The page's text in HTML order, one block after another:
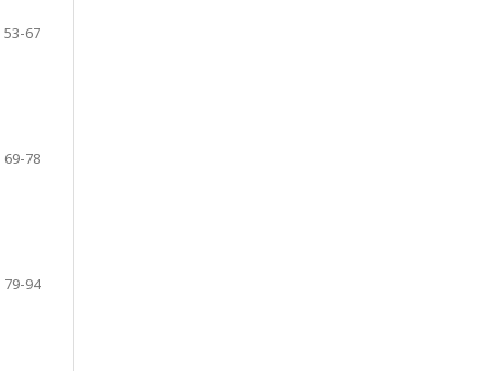
53-67
69-78
79-94